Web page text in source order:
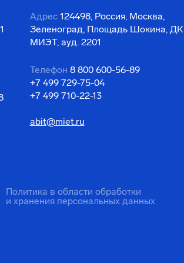
Адрес 124498, Россия, Москва,
Зеленоград, Площадь Шокина, ДК
МИЭТ, ауд. 2201
Телефон 8 800 600-56-89
+7 499 729-75-04
+7 499 710-22-13
abit@miet.ru
Политика в области обработки
и хранения персональных данных